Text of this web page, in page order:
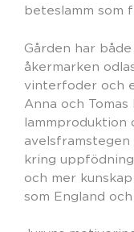
beteslamm som
Gården har
åkermarken
vinterfoder och
Anna och
lammproduktion
avelsframstegen
kring
och mer
som England och